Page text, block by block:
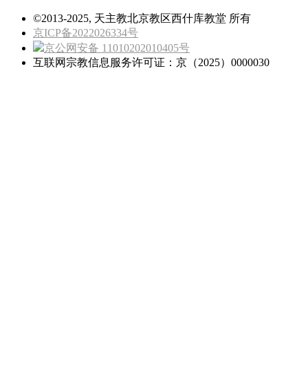
©2013-2025, 天主教北京教区西什库教堂 所有
京ICP备2022026334号
京公网安备 11010202010405号
互联网宗教信息服务许可证：京（2025）0000030